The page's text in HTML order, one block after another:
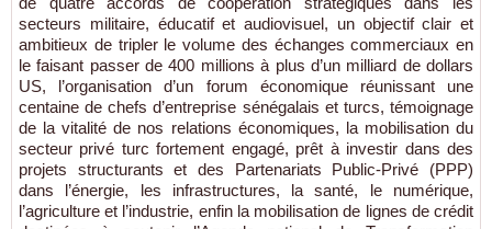
secteurs militaire, éducatif et audiovisuel, un objectif clair et
ambitieux de tripler le volume des échanges commerciaux en
le faisant passer de 400 millions à plus d’un milliard de dollars
US, l’organisation d’un forum économique réunissant une
centaine de chefs d’entreprise sénégalais et turcs, témoignage
de la vitalité de nos relations économiques, la mobilisation du
secteur privé turc fortement engagé, prêt à investir dans des
projets structurants et des Partenariats Public-Privé (PPP)
dans l’énergie, les infrastructures, la santé, le numérique,
l’agriculture et l’industrie, enfin la mobilisation de lignes de crédit